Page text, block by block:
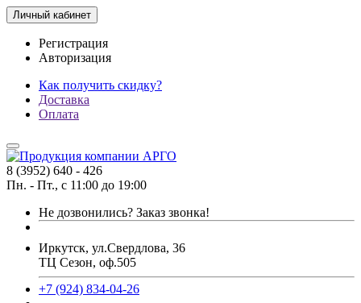
Личный кабинет
Регистрация
Авторизация
Как получить скидку?
Доставка
Оплата
8 (3952) 640 - 426
Пн. - Пт., с 11:00 до 19:00
Не дозвонились? Заказ звонка!
Иркутск, ул.Свердлова, 36
ТЦ Сезон, оф.505
+7 (924) 834-04-26